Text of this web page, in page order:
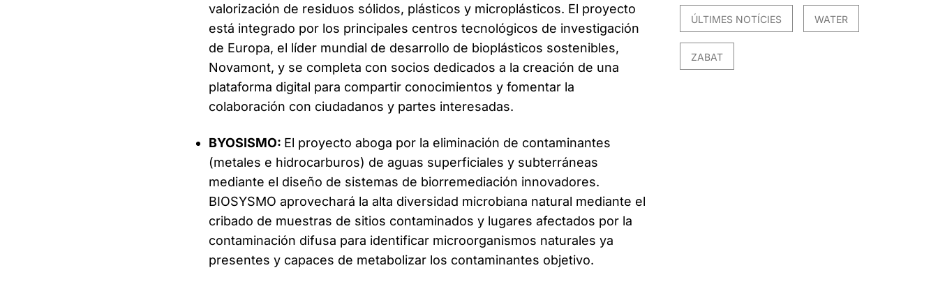
valorización de residuos sólidos, plásticos y microplásticos. El proyecto
está integrado por los principales centros tecnológicos de investigación
de Europa, el líder mundial de desarrollo de bioplásticos sostenibles,
Novamont, y se completa con socios dedicados a la creación de una
plataforma digital para compartir conocimientos y fomentar la
colaboración con ciudadanos y partes interesadas.
BYOSISMO: El proyecto aboga por la eliminación de contaminantes
(metales e hidrocarburos) de aguas superficiales y subterráneas
mediante el diseño de sistemas de biorremediación innovadores.
BIOSYSMO aprovechará la alta diversidad microbiana natural mediante el
cribado de muestras de sitios contaminados y lugares afectados por la
contaminación difusa para identificar microorganismos naturales ya
presentes y capaces de metabolizar los contaminantes objetivo.
ÚLTIMES NOTÍCIES WATER
ZABAT